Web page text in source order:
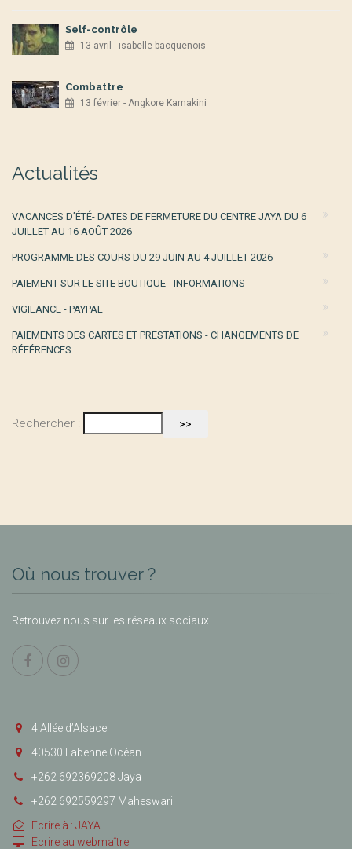
Self-contrôle
13 avril - isabelle bacquenois
Combattre
13 février - Angkore Kamakini
Actualités
VACANCES D’ÉTÉ- DATES DE FERMETURE DU CENTRE JAYA DU 6
JUILLET AU 16 AOÛT 2026
PROGRAMME DES COURS DU 29 JUIN AU 4 JUILLET 2026
PAIEMENT SUR LE SITE BOUTIQUE - INFORMATIONS
VIGILANCE - PAYPAL
PAIEMENTS DES CARTES ET PRESTATIONS - CHANGEMENTS DE
RÉFÉRENCES
Rechercher :
Où nous trouver ?
Retrouvez nous sur les réseaux sociaux.
4 Allée d’Alsace
40530 Labenne Océan
+262 692369208 Jaya
+262 692559297 Maheswari
Ecrire à : JAYA
Ecrire au webmaître